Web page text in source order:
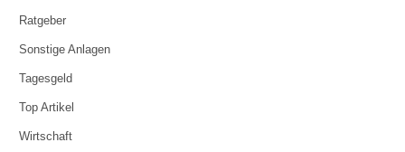
Ratgeber
Sonstige Anlagen
Tagesgeld
Top Artikel
Wirtschaft